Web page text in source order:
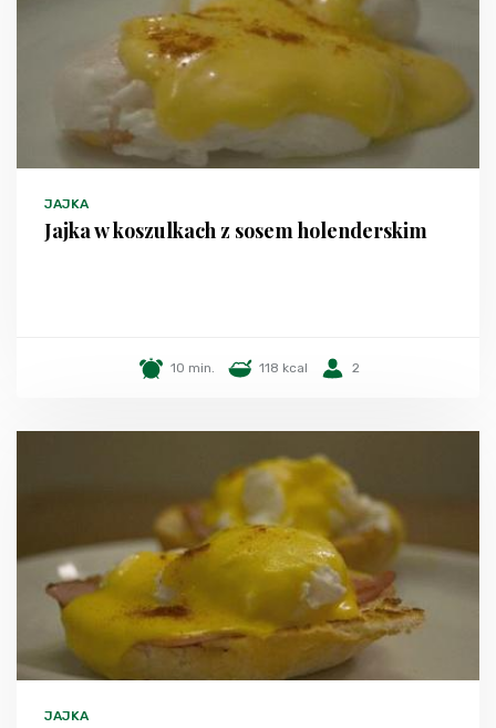
JAJKA
Jajka w koszulkach z sosem holenderskim
10 min. 118 kcal 2
JAJKA